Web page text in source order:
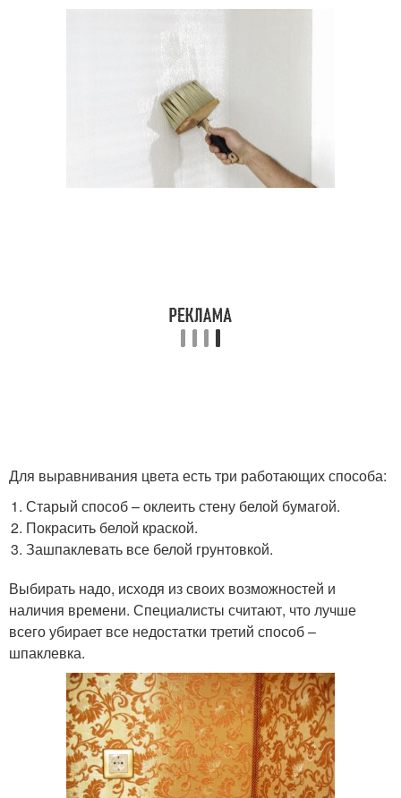
Для выравнивания цвета есть три работающих способа:
Старый способ – оклеить стену белой бумагой.
Покрасить белой краской.
Зашпаклевать все белой грунтовкой.
Выбирать надо, исходя из своих возможностей и
наличия времени. Специалисты считают, что лучше
всего убирает все недостатки третий способ –
шпаклевка.